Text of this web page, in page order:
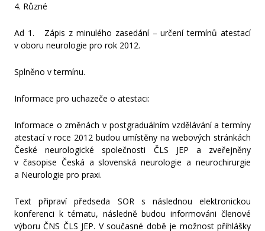
4. Různé
Ad 1. Zápis z minulého zasedání – určení termínů atestací
v oboru neurologie pro rok 2012.
Splněno v termínu.
Informace pro uchazeče o atestaci:
Informace o změnách v postgraduálním vzdělávání a termíny
atestací v roce 2012 budou umístěny na webových stránkách
České neurologické společnosti ČLS JEP a zveřejněny
v časopise Česká a slovenská neurologie a neurochirurgie
a Neurologie pro praxi.
Text připraví předseda SOR s následnou elektronickou
konferenci k tématu, následně budou informováni členové
výboru ČNS ČLS JEP. V současné době je možnost přihlášky